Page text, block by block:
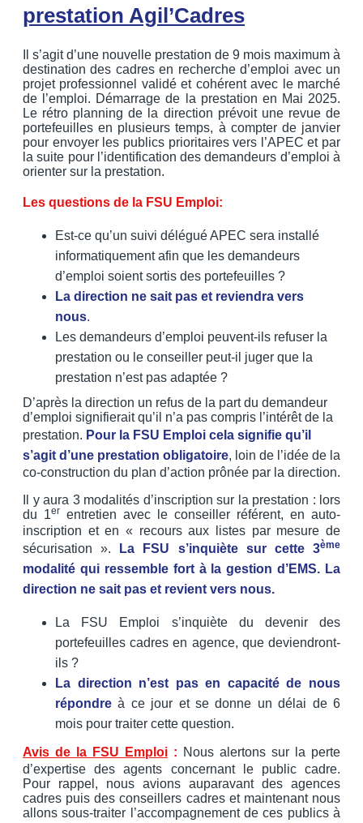
prestation Agil’Cadres
Il s’agit d’une nouvelle prestation de 9 mois maximum à
destination des cadres en recherche d’emploi avec un
projet professionnel validé et cohérent avec le marché
de l’emploi. Démarrage de la prestation en Mai 2025.
Le rétro planning de la direction prévoit une revue de
portefeuilles en plusieurs temps, à compter de janvier
pour envoyer les publics prioritaires vers l’APEC et par
la suite pour l’identification des demandeurs d’emploi à
orienter sur la prestation.
Les questions de la FSU Emploi:
Est-ce qu’un suivi délégué APEC sera installé
informatiquement afin que les demandeurs
d’emploi soient sortis des portefeuilles ?
La direction ne sait pas et reviendra vers
nous.
Les demandeurs d’emploi peuvent-ils refuser la
prestation ou le conseiller peut-il juger que la
prestation n’est pas adaptée ?
D’après la direction un refus de la part du demandeur
d’emploi signifierait qu’il n’a pas compris l’intérêt de la
prestation. Pour la FSU Emploi cela signifie qu’il
s’agit d’une prestation obligatoire, loin de l’idée de la
co-construction du plan d’action prônée par la direction.
Il y aura 3 modalités d’inscription sur la prestation : lors
du 1er entretien avec le conseiller référent, en auto-
inscription et en « recours aux listes par mesure de
sécurisation ».
La FSU s’inquiète sur cette 3ème
modalité qui ressemble fort à la gestion d’EMS. La
direction ne sait pas et revient vers nous.
La FSU Emploi s’inquiète du devenir des
portefeuilles cadres en agence, que deviendront-
ils ?
La direction n’est pas en capacité de nous
répondre à ce jour et se donne un délai de 6
mois pour traiter cette question.
Avis de la FSU Emploi : Nous alertons sur la perte
d’expertise des agents concernant le public cadre.
Pour rappel, nous avions auparavant des agences
cadres puis des conseillers cadres et maintenant nous
allons sous-traiter l’accompagnement de ces publics à